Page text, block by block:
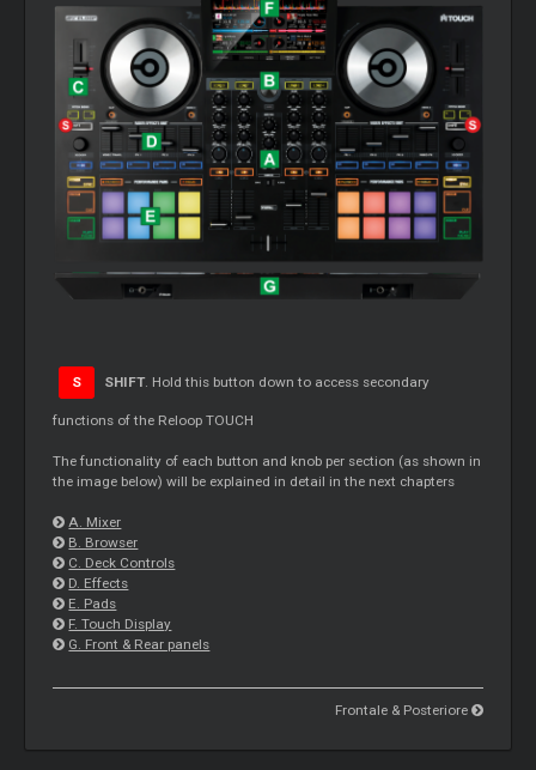
S SHIFT. Hold this button down to access secondary
functions of the Reloop TOUCH
The functionality of each button and knob per section (as shown in
the image below) will be explained in detail in the next chapters
A. Mixer
B. Browser
C. Deck Controls
D. Effects
E. Pads
F. Touch Display
G. Front & Rear panels
Frontale & Posteriore